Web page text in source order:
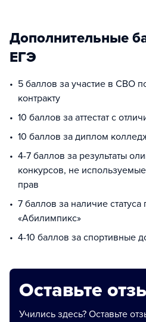
Дополнительные
ЕГЭ
5 баллов за участие в СВО
контракту
10 баллов за аттестат с
10 баллов за диплом
4-7 баллов за результаты
конкурсов, не
прав
7 баллов за наличие
«Абилимпикс»
4-10 баллов за спортивные
Оставьте
Учились здесь? Оставьте